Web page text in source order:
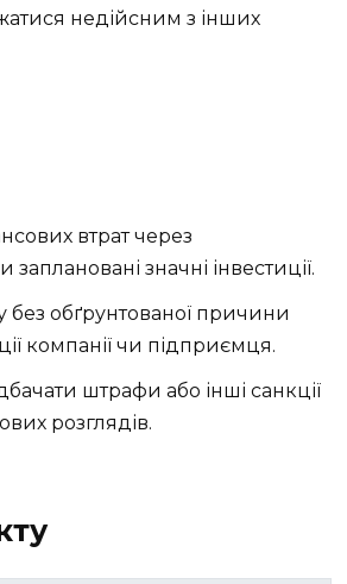
недійсним з інших
втрат через
значні інвестиції.
без обґрунтованої причини
компанії чи підприємця.
штрафи або інші санкції
розглядів.